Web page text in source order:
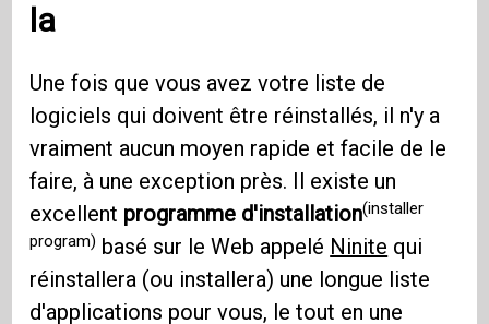
la
Une fois que vous avez votre liste de
logiciels qui doivent être réinstallés, il n'y a
vraiment aucun moyen rapide et facile de le
faire, à une exception près. Il existe un
excellent programme d'installation(installer
program) basé sur le Web appelé Ninite qui
réinstallera (ou installera) une longue liste
d'applications pour vous, le tout en une